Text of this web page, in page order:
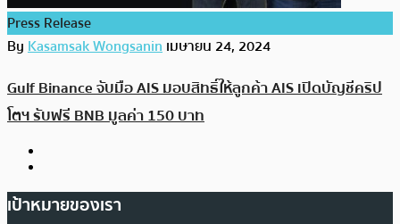
Press Release
ByKasamsak Wongsaninเมษายน 24, 2024
Gulf Binance จับมือ AIS มอบสิทธิ์ให้ลูกค้า AIS เปิดบัญชีคริป
โตฯ รับฟรี BNB มูลค่า 150 บาท
เป้าหมายของเรา